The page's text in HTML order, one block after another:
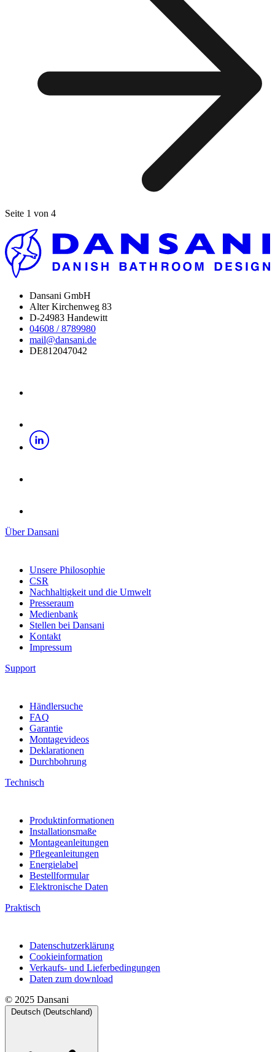
Seite 1 von 4
Dansani GmbH
Alter Kirchenweg 83
D-24983 Handewitt
04608 / 8789980
mail@dansani.de
DE812047042
Über Dansani
Unsere Philosophie
CSR
Nachhaltigkeit und die Umwelt
Presseraum
Medienbank
Stellen bei Dansani
Kontakt
Impressum
Support
Händlersuche
FAQ
Garantie
Montagevideos
Deklarationen
Durchbohrung
Technisch
Produktinformationen
Installationsmaße
Montageanleitungen
Pflegeanleitungen
Energielabel
Bestellformular
Elektronische Daten
Praktisch
Datenschutzerklärung
Cookieinformation
Verkaufs- und Lieferbedingungen
Daten zum download
© 2025 Dansani
Deutsch (Deutschland)